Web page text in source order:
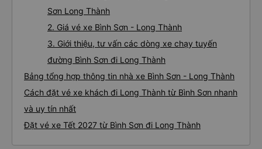
Sơn Long Thành
2. Giá vé xe Bình Sơn - Long Thành
3. Giới thiệu, tư vấn các dòng xe chạy tuyến
đường Bình Sơn đi Long Thành
Bảng tổng hợp thông tin nhà xe Bình Sơn - Long Thành
Cách đặt vé xe khách đi Long Thành từ Bình Sơn nhanh
và uy tín nhất
Đặt vé xe Tết 2027 từ Bình Sơn đi Long Thành